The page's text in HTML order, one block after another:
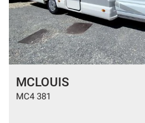
MCLOUIS
MC4 381